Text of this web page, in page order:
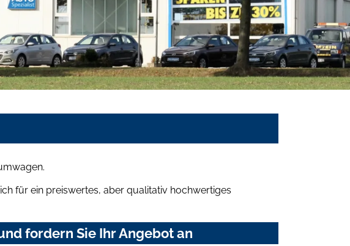
für ein preiswertes, aber qualitativ hochwertiges
fordern Sie Ihr Angebot an